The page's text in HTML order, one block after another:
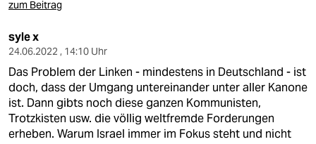
zum Beitrag
syle x
24.06.2022 , 14:10 Uhr
Das Problem der Linken - mindestens in Deutschland - ist
doch, dass der Umgang untereinander unter aller Kanone
ist. Dann gibts noch diese ganzen Kommunisten,
Trotzkisten usw. die völlig weltfremde Forderungen
erheben. Warum Israel immer im Fokus steht und nicht